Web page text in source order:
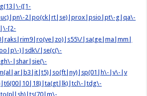
([1-
2|po(ck|rt|se)|prox|psio|pt\-g|qa\-
[2-
|sa(ge|ma|mm|
)|sdk\/|se(c(\-
|shar|sie(\-
|v\-|v
|tdg\-